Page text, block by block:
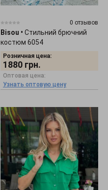
0 отзывов
Bisou • Стильний брючний
костюм 6054
Розничная цена:
1880 грн.
Оптовая цена:
Узнать оптовую цену